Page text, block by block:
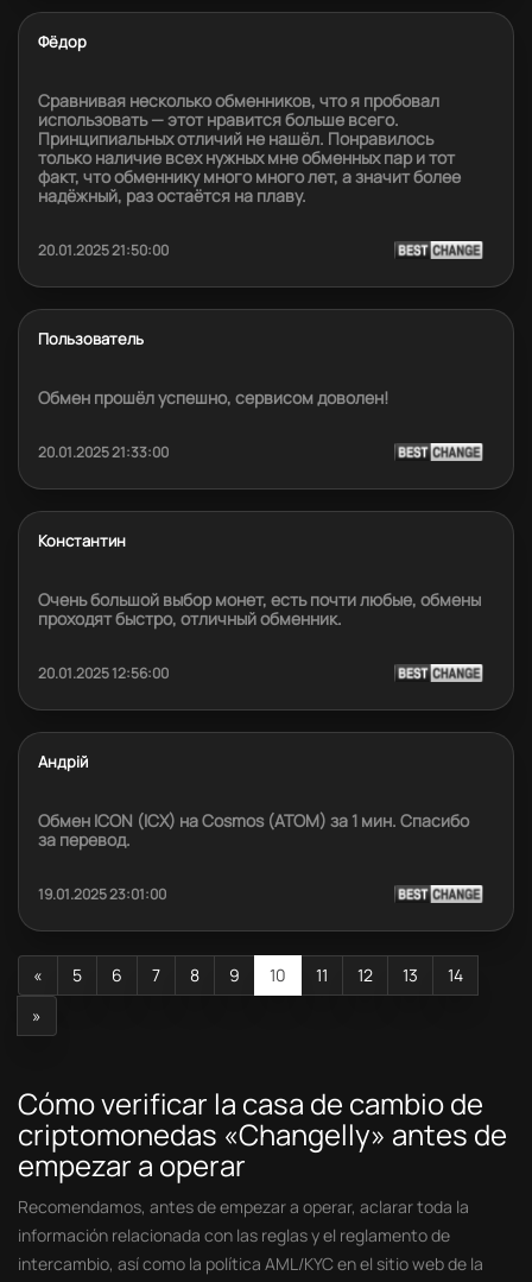
Фёдор
Сравнивая несколько обменников, что я пробовал
использовать — этот нравится больше всего.
Принципиальных отличий не нашёл. Понравилось
только наличие всех нужных мне обменных пар и тот
факт, что обменнику много много лет, а значит более
надёжный, раз остаётся на плаву.
20.01.2025 21:50:00
Пользователь
Обмен прошёл успешно, сервисом доволен!
20.01.2025 21:33:00
Константин
Очень большой выбор монет, есть почти любые, обмены
проходят быстро, отличный обменник.
20.01.2025 12:56:00
Андрій
Обмен ICON (ICX) на Cosmos (ATOM) за 1 мин. Спасибо
за перевод.
19.01.2025 23:01:00
« 5 6 7 8 9 10 11 12 13
14
»
Cómo verificar la casa de cambio de
criptomonedas «Changelly» antes de
empezar a operar
Recomendamos, antes de empezar a operar, aclarar toda la
información relacionada con las reglas y el reglamento de
intercambio, así como la política AML/KYC en el sitio web de la